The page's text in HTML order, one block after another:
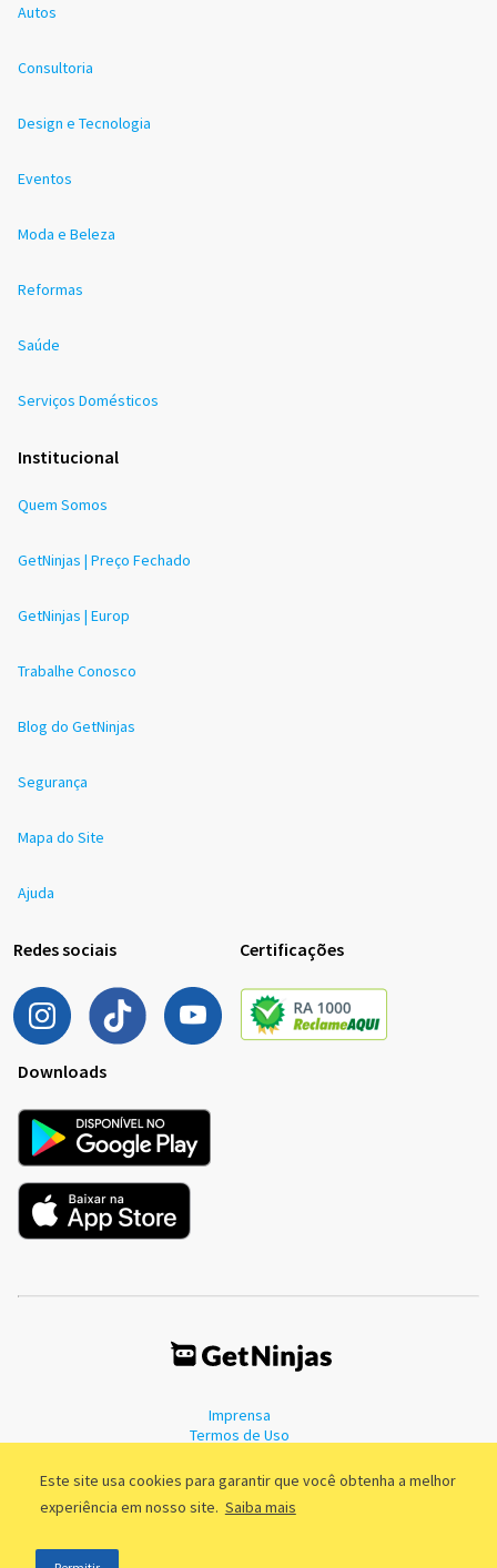
Este site usa cookies para garantir que você obtenha a melhor
experiência em nosso site. Saiba mais
Autos
Consultoria
Design e Tecnologia
Eventos
Moda e Beleza
Reformas
Saúde
Serviços Domésticos
Institucional
Quem Somos
GetNinjas | Preço Fechado
GetNinjas | Europ
Trabalhe Conosco
Blog do GetNinjas
Segurança
Mapa do Site
Ajuda
Redes sociais Certificações
Downloads
Imprensa
Termos de Uso
©2011 - 2026, GetNinjas LTDA. CNPJ 55.744.877/0001-89 - Rua Dr.